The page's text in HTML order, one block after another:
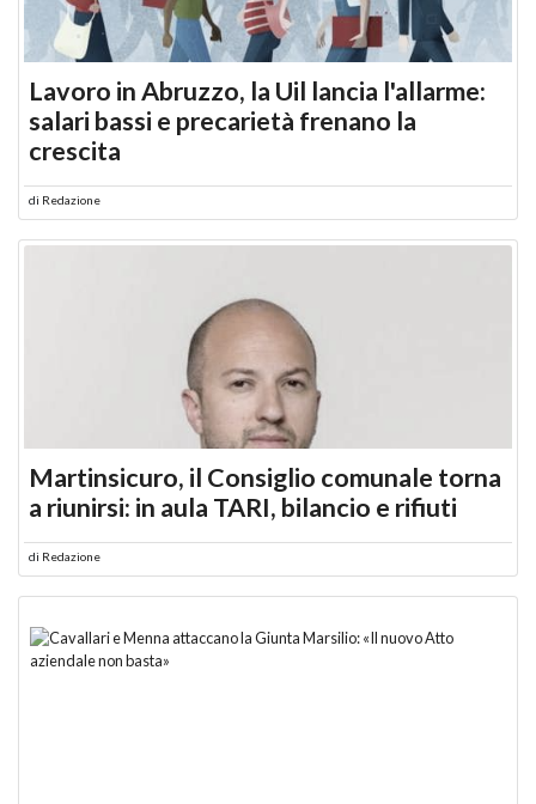
Lavoro in Abruzzo, la Uil lancia l'allarme:
salari bassi e precarietà frenano la
crescita
di Redazione
Martinsicuro, il Consiglio comunale torna
a riunirsi: in aula TARI, bilancio e rifiuti
di Redazione